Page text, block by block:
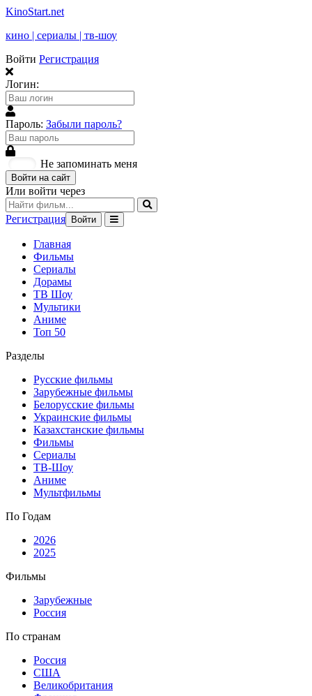
KinoStart.net
кино | сериалы | тв-шоу
Войти Регистрация
Логин:
Пароль: Забыли пароль?
Не запоминать меня
Войти на сайт
Или войти через
Регистрация Войти
Главная
Фильмы
Сериалы
Дорамы
ТВ Шоу
Мультики
Аниме
Топ 50
Разделы
Русские фильмы
Зарубежные фильмы
Белорусские фильмы
Украинские фильмы
Казахстанские фильмы
Фильмы
Сериалы
ТВ-Шоу
Аниме
Мультфильмы
По Годам
2026
2025
Фильмы
Зарубежные
Россия
По странам
Россия
США
Великобритания